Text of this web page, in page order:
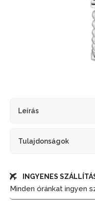
Leírás
Tulajdonságok
INGYENES
Minden óránkat ingyen